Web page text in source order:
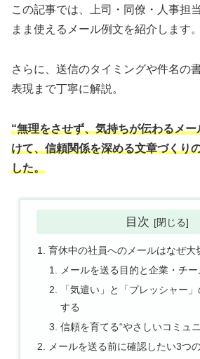
この記事では、上司・同僚・人事担
まま使えるメール例文を紹介します。
さらに、送信のタイミングや件名の
表現まで丁寧に解説。
“無理をさせず、気持ちが伝わるメ
けて、信頼関係を深める文章づくり
した。
目次
育休中の社員へのメールはなぜ大
メールを送る目的と企業・チ
「気遣い」と「プレッシャー
する
信頼を育てる“やさしいコミュ
メールを送る前に確認したい3つ